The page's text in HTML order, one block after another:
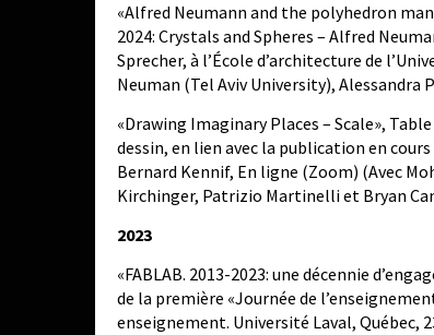
«Alfred Neumann and the polyhedron
2024: Crystals and Spheres – Alfred
Sprecher, à l’École d’architecture de
Neuman (Tel Aviv University), Alessandra
«Drawing Imaginary Places – Scale»,
dessin, en lien avec la publication en
Bernard Kennif, En ligne (Zoom) (Avec
Kirchinger, Patrizio Martinelli et Bryan
2023
«FABLAB. 2013-2023: une décennie
de la première «Journée de
enseignement. Université Laval, Québec,